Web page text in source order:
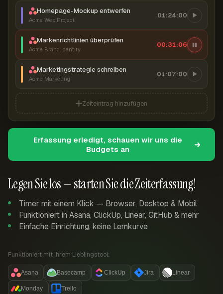
Legen Sie los — starten Sie die Zeiterfassung!
Timer mit einem Klick — Browser, Desktop & Mobil
Funktioniert in Asana, ClickUp, Linear, GitHub & mehr
Einfache Einrichtung, keine Lernkurve
Funktioniert mit Ihrem Lieblingstool:
Asana Basecamp ClickUp Jira Linear
Monday Trello
Homepage-Mockup entwerfen
Acme Web Project
01:24:00
Markenrichtlinien überprüfen
Acme Brand Identity
00:31:07
Marketingstrategie schreiben
Acme Marketing
01:07:00
Zeiteintrag hinzufügen
Erfassung erledigt, schauen wir uns die
Budgets an